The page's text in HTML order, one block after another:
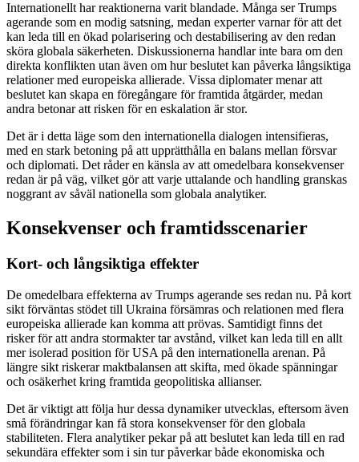
Internationellt har reaktionerna varit blandade. Många ser Trumps
agerande som en modig satsning, medan experter varnar för att det
kan leda till en ökad polarisering och destabilisering av den redan
sköra globala säkerheten. Diskussionerna handlar inte bara om den
direkta konflikten utan även om hur beslutet kan påverka långsiktiga
relationer med europeiska allierade. Vissa diplomater menar att
beslutet kan skapa en föregångare för framtida åtgärder, medan
andra betonar att risken för en eskalation är stor.
Det är i detta läge som den internationella dialogen intensifieras,
med en stark betoning på att upprätthålla en balans mellan försvar
och diplomati. Det råder en känsla av att omedelbara konsekvenser
redan är på väg, vilket gör att varje uttalande och handling granskas
noggrant av såväl nationella som globala analytiker.
Konsekvenser och framtidsscenarier
Kort- och långsiktiga effekter
De omedelbara effekterna av Trumps agerande ses redan nu. På kort
sikt förväntas stödet till Ukraina försämras och relationen med flera
europeiska allierade kan komma att prövas. Samtidigt finns det
risker för att andra stormakter tar avstånd, vilket kan leda till en allt
mer isolerad position för USA på den internationella arenan. På
längre sikt riskerar maktbalansen att skifta, med ökade spänningar
och osäkerhet kring framtida geopolitiska allianser.
Det är viktigt att följa hur dessa dynamiker utvecklas, eftersom även
små förändringar kan få stora konsekvenser för den globala
stabiliteten. Flera analytiker pekar på att beslutet kan leda till en rad
sekundära effekter som i sin tur påverkar både ekonomiska och